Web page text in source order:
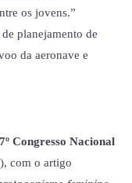
os jovens.”
planejamento de
da aeronave e
Congresso Nacional
com o artigo